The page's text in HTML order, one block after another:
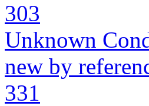
303
Unknown
new by
331